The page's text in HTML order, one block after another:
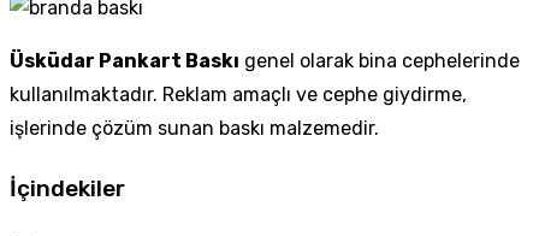
Üsküdar Pankart Baskı genel olarak bina cephelerinde
kullanılmaktadır. Reklam amaçlı ve cephe giydirme,
işlerinde çözüm sunan baskı malzemedir.
İçindekiler